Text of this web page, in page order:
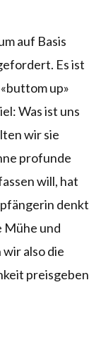
auf Basis
Es ist
up»
Was ist uns
wir sie
profunde
will, hat
denkt
Mühe und
also die
preisgeben